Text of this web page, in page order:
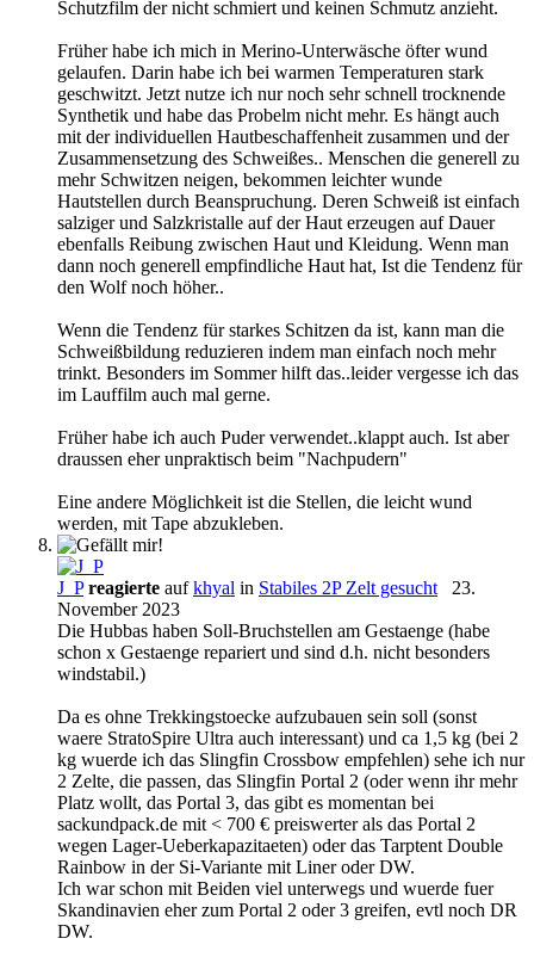
Schutzfilm der nicht schmiert und keinen Schmutz anzieht.
Früher habe ich mich in Merino-Unterwäsche öfter wund
gelaufen. Darin habe ich bei warmen Temperaturen stark
geschwitzt. Jetzt nutze ich nur noch sehr schnell trocknende
Synthetik und habe das Probelm nicht mehr. Es hängt auch
mit der individuellen Hautbeschaffenheit zusammen und der
Zusammensetzung des Schweißes.. Menschen die generell zu
mehr Schwitzen neigen, bekommen leichter wunde
Hautstellen durch Beanspruchung. Deren Schweiß ist einfach
salziger und Salzkristalle auf der Haut erzeugen auf Dauer
ebenfalls Reibung zwischen Haut und Kleidung. Wenn man
dann noch generell empfindliche Haut hat, Ist die Tendenz für
den Wolf noch höher..
Wenn die Tendenz für starkes Schitzen da ist, kann man die
Schweißbildung reduzieren indem man einfach noch mehr
trinkt. Besonders im Sommer hilft das..leider vergesse ich das
im Lauffilm auch mal gerne.
Früher habe ich auch Puder verwendet..klappt auch. Ist aber
draussen eher unpraktisch beim "Nachpudern"
Eine andere Möglichkeit ist die Stellen, die leicht wund
werden, mit Tape abzukleben.
J_P reagierte aufkhyal in Stabiles 2P Zelt gesucht
23.
November 2023
Die Hubbas haben Soll-Bruchstellen am Gestaenge (habe
schon x Gestaenge repariert und sind d.h. nicht besonders
windstabil.)
Da es ohne Trekkingstoecke aufzubauen sein soll (sonst
waere StratoSpire Ultra auch interessant) und ca 1,5 kg (bei 2
kg wuerde ich das Slingfin Crossbow empfehlen) sehe ich nur
2 Zelte, die passen, das Slingfin Portal 2 (oder wenn ihr mehr
Platz wollt, das Portal 3, das gibt es momentan bei
sackundpack.de mit < 700 € preiswerter als das Portal 2
wegen Lager-Ueberkapazitaeten) oder das Tarptent Double
Rainbow in der Si-Variante mit Liner oder DW.
Ich war schon mit Beiden viel unterwegs und wuerde fuer
Skandinavien eher zum Portal 2 oder 3 greifen, evtl noch DR
DW.